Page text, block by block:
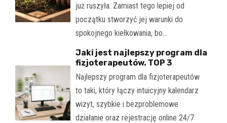
już ruszyła. Zamiast tego lepiej od
początku stworzyć jej warunki do
spokojnego kiełkowania, bo…
Jaki jest najlepszy program dla
fizjoterapeutów. TOP 3
Najlepszy program dla fizjoterapeutów
to taki, który łączy intuicyjny kalendarz
wizyt, szybkie i bezproblemowe
działanie oraz rejestrację online 24/7